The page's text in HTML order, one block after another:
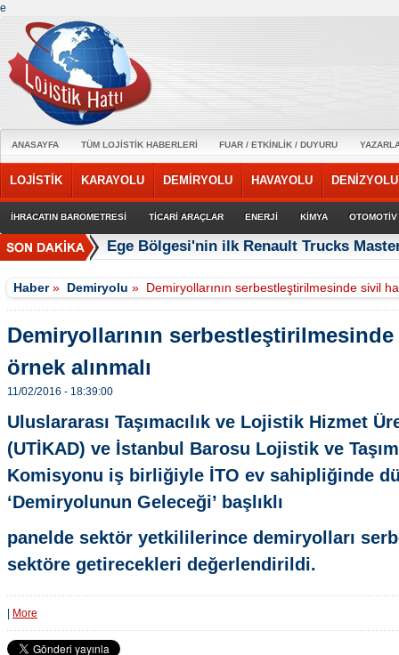
e
ANASAYFA TÜM LOJİSTİK HABERLERİ FUAR / ETKİNLİK / DUYURU
LOJİSTİK KARAYOLU DEMİRYOLU HAVAYOLU DENİZYOLU
İHRACATIN BAROMETRESİ TİCARİ ARAÇLAR ENERJİ KİMYA OTOMOTİV
Ege Bölgesi'nin ilk Renault Trucks
Haber» Demiryolu » Demiryollarının serbestleştirilmesinde sivil
Demiryollarının serbestleştirilmesinde
örnek alınmalı
11/02/2016 - 18:39:00
Uluslararası Taşımacılık ve Lojistik Hizmet
(UTİKAD) ve İstanbul Barosu Lojistik ve
Komisyonu iş birliğiyle İTO ev sahipliğinde
‘Demiryolunun Geleceği’ başlıklı
panelde sektör yetkililerince demiryolları
sektöre getirecekleri değerlendirildi.
More